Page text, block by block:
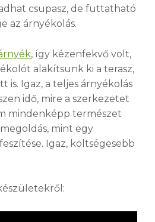
csupasz, de futtatható
az árnyékolás.
, így kézenfekvő volt,
alakítsunk ki a terasz,
is. Igaz, a teljes árnyékolás
idő, mire a szerkezetet
mindenképp természet
mint egy
Igaz, költségesebb